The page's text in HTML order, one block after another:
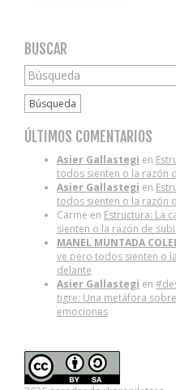
BUSCAR
Búsqueda
ÚLTIMOS COMENTARIOS
Asier Gallastegi en
todos sienten o la razón
Asier Gallastegi en
todos sienten o la razón
Carme en Estructura: La
sienten o la razón de
MANEL MUNTADA
ve pero todos sienten o
delante
Asier Gallastegi en
tigre: Una metáfora
emociones